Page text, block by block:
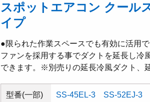
スポットエアコン クール
イプ
●限られた作業スペースでも有効に活用
ファンを採用する事でダクトを延長し冷
できます。※別売りの延長冷風ダクト、
型番(一部) SS-45EL-3 SS-52EJ-3